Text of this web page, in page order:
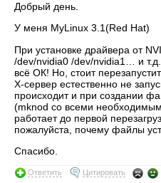
Добрый день.
У меня MyLinux 3.1(Red Hat)
При установке драйвера от
/dev/nvidia0 /dev/nvidia1… и
всё ОК! Но, стоит
Х-сервер естественно не
происходит и при создании
(mknod со всеми
работает до первой
пожалуйста, почему файлы
Спасибо.
Ответить Цитировать